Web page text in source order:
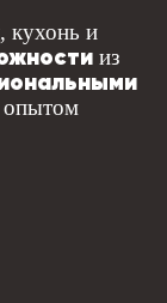
кухонь и
из
опытом